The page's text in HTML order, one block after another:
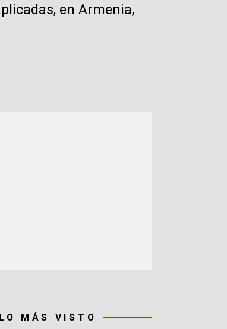
en Armenia,
LO MÁS VISTO